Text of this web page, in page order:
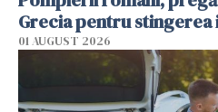
Grecia pentru
01 AUGUST 2026